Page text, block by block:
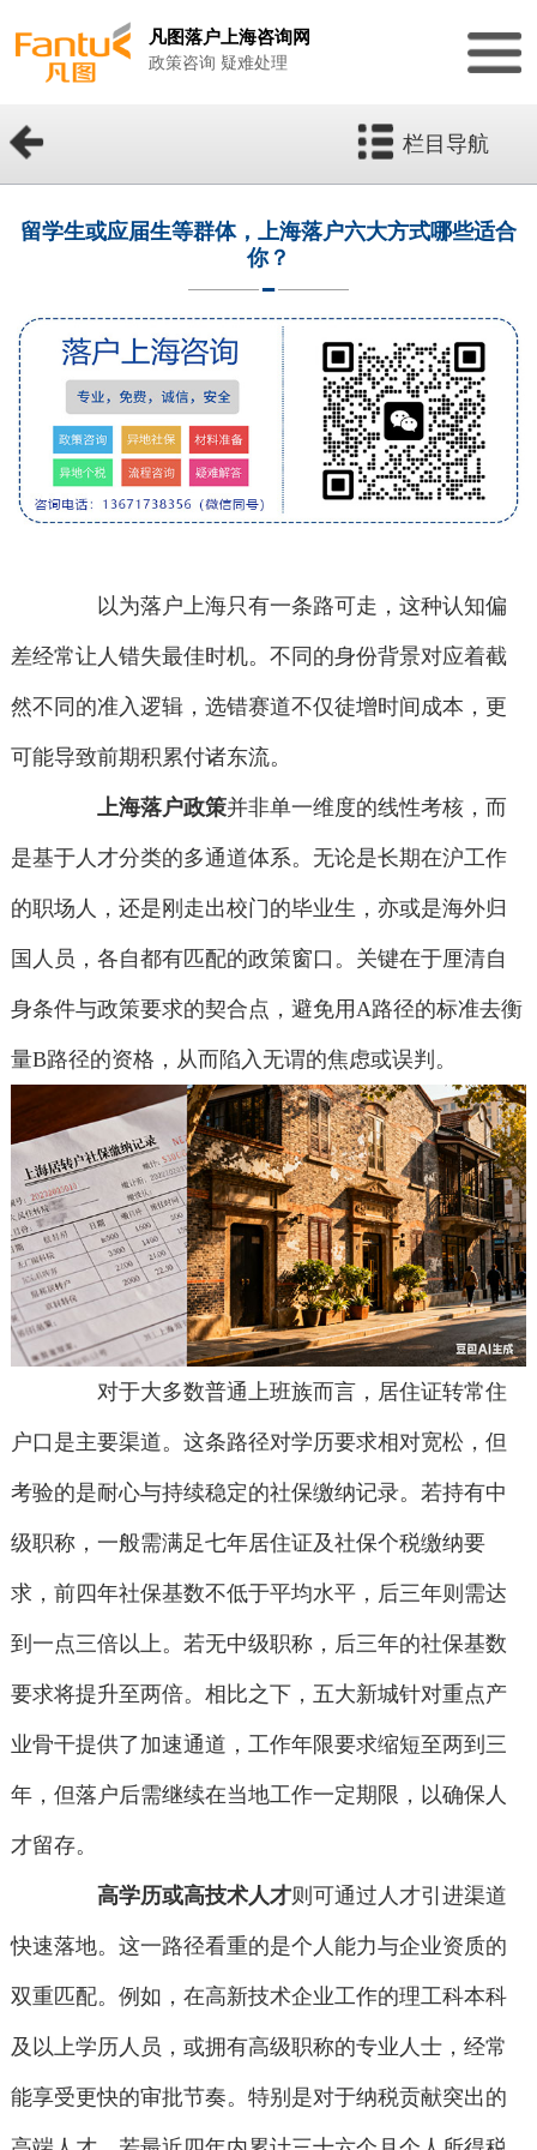
凡图落户上海咨询网
政策咨询 疑难处理
栏目导航
留学生或应届生等群体，上海落户六大方式哪些适合
你？
以为落户上海只有一条路可走，这种认知偏
差经常让人错失最佳时机。不同的身份背景对应着截
然不同的准入逻辑，选错赛道不仅徒增时间成本，更
可能导致前期积累付诸东流。
上海落户政策并非单一维度的线性考核，而
是基于人才分类的多通道体系。无论是长期在沪工作
的职场人，还是刚走出校门的毕业生，亦或是海外归
国人员，各自都有匹配的政策窗口。关键在于厘清自
身条件与政策要求的契合点，避免用A路径的标准去衡
量B路径的资格，从而陷入无谓的焦虑或误判。
对于大多数普通上班族而言，居住证转常住
户口是主要渠道。这条路径对学历要求相对宽松，但
考验的是耐心与持续稳定的社保缴纳记录。若持有中
级职称，一般需满足七年居住证及社保个税缴纳要
求，前四年社保基数不低于平均水平，后三年则需达
到一点三倍以上。若无中级职称，后三年的社保基数
要求将提升至两倍。相比之下，五大新城针对重点产
业骨干提供了加速通道，工作年限要求缩短至两到三
年，但落户后需继续在当地工作一定期限，以确保人
才留存。
高学历或高技术人才则可通过人才引进渠道
快速落地。这一路径看重的是个人能力与企业资质的
双重匹配。例如，在高新技术企业工作的理工科本科
及以上学历人员，或拥有高级职称的专业人士，经常
能享受更快的审批节奏。特别是对于纳税贡献突出的